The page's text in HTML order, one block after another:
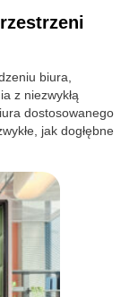
biura,
z niezwykłą
dostosowanego
jak dogłębne